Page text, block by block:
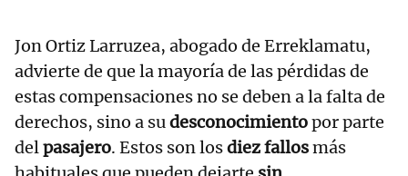
Jon Ortiz Larruzea, abogado de Erreklamatu,
advierte de que la mayoría de las pérdidas de
estas compensaciones no se deben a la falta de
derechos, sino a sudesconocimientopor parte
delpasajero. Estos son losdiez fallosmás